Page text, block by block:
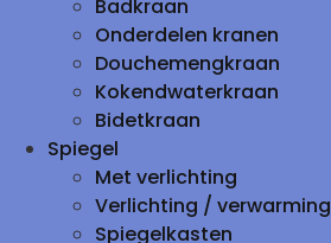
Badkraan
Onderdelen kranen
Douchemengkraan
Kokendwaterkraan
Bidetkraan
Spiegel
Met verlichting
Verlichting / verwarming
Spiegelkasten